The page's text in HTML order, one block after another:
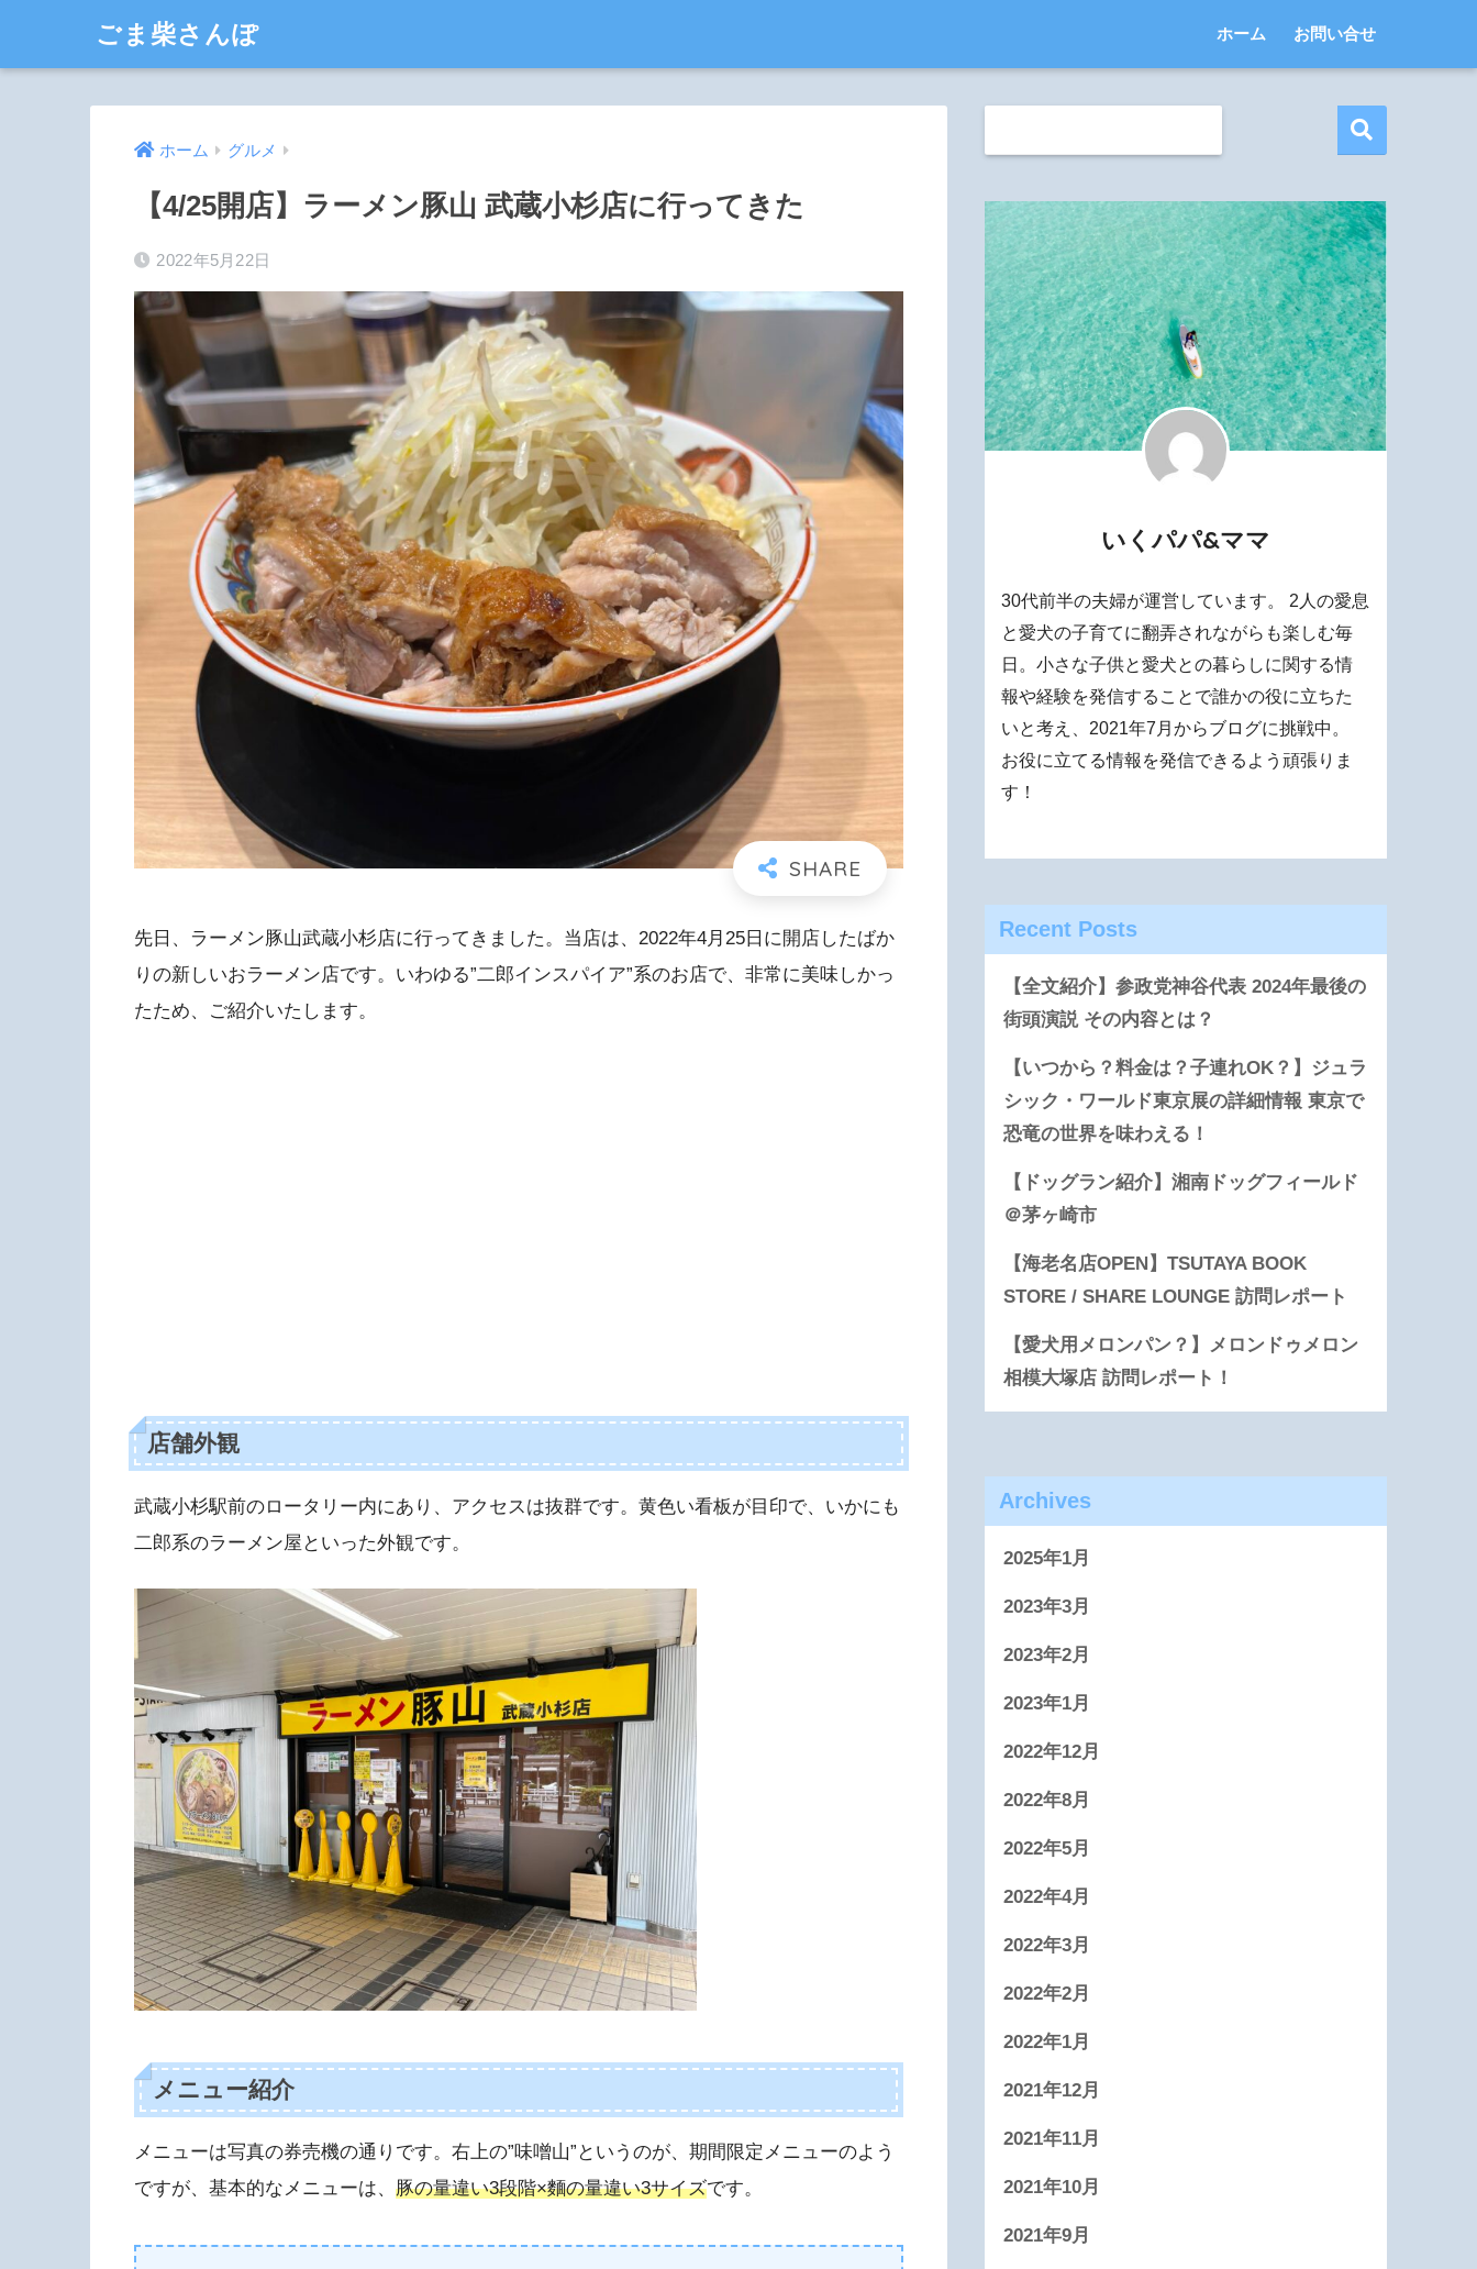
ごま柴さんぽ ホーム お問い合せ
ホーム グルメ
【4/25開店】ラーメン豚山 武蔵小杉店に行ってきた
2022年5月22日
先日、ラーメン豚山武蔵小杉店に行ってきました。当店は、2022年4月25日に開店したばか
りの新しいおラーメン店です。いわゆる”二郎インスパイア”系のお店で、非常に美味しかっ
たため、ご紹介いたします。
店舗外観
武蔵小杉駅前のロータリー内にあり、アクセスは抜群です。黄色い看板が目印で、いかにも
二郎系のラーメン屋といった外観です。
メニュー紹介
メニューは写真の券売機の通りです。右上の”味噌山”というのが、期間限定メニューのよう
ですが、基本的なメニューは、 豚の量違い3段階×麵の量違い3サイズです。
いくパパ&ママ
30代前半の夫婦が運営しています。 2人の愛息
と愛犬の子育てに翻弄されながらも楽しむ毎
日。小さな子供と愛犬との暮らしに関する情
報や経験を発信することで誰かの役に立ちた
いと考え、2021年7月からブログに挑戦中。
お役に立てる情報を発信できるよう頑張りま
す！
Recent Posts
【全文紹介】参政党神谷代表 2024年最後の
街頭演説 その内容とは？
【いつから？料金は？子連れOK？】ジュラ
シック・ワールド東京展の詳細情報 東京で
恐竜の世界を味わえる！
【ドッグラン紹介】湘南ドッグフィールド
＠茅ヶ崎市
【海老名店OPEN】TSUTAYA BOOK
STORE / SHARE LOUNGE 訪問レポート
【愛犬用メロンパン？】メロンドゥメロン
相模大塚店 訪問レポート！
Archives
2025年1月
2023年3月
2023年2月
2023年1月
2022年12月
2022年8月
2022年5月
2022年4月
2022年3月
2022年2月
2022年1月
2021年12月
2021年11月
2021年10月
2021年9月